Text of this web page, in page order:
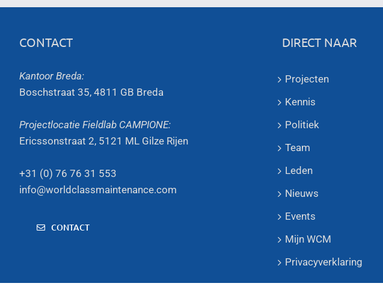
CONTACT
Kantoor Breda:
Boschstraat 35, 4811 GB Breda
Projectlocatie Fieldlab CAMPIONE:
Ericssonstraat 2, 5121 ML Gilze Rijen
+31 (0) 76 76 31 553
info@worldclassmaintenance.com
CONTACT
DIRECT NAAR
Projecten
Kennis
Politiek
Team
Leden
Nieuws
Events
Mijn WCM
Privacyverklaring